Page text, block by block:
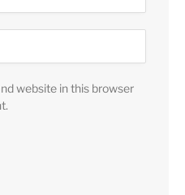
website in this browser